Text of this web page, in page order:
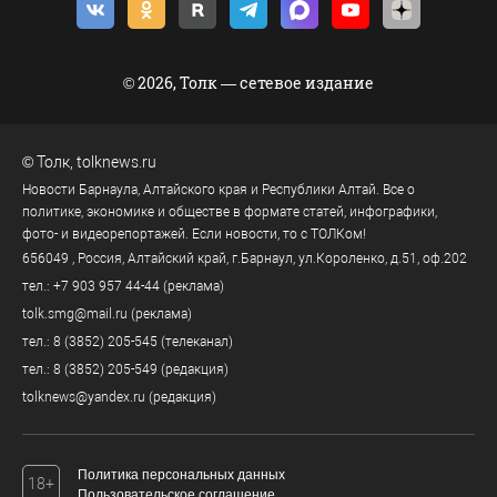
© 2026, Толк — сетевое издание
©Толк tolknews.ru
Новости Барнаула, Алтайского края и Республики Алтай. Все о
политике, экономике и обществе в формате статей, инфографики,
фото- и видеорепортажей. Если новости, то с ТОЛКом!
656049 , Россия, Алтайский край, г.Барнаул, ул.Короленко, д.51, оф.202
тел.: +7 903 957 44-44 (реклама)
tolk.smg@mail.ru (реклама)
тел.: 8 (3852) 205-545 (телеканал)
тел.: 8 (3852) 205-549 (редакция)
tolknews@yandex.ru (редакция)
18+
Политика персональных данных